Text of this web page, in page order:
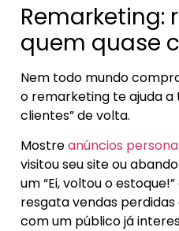
Remarketing:
quem quase
Nem todo mundo
o remarketing te ajuda a
clientes” de volta.
Mostreanúncios
visitou seu site ou
um “Ei, voltou o estoque!”
resgata vendas
com um público já